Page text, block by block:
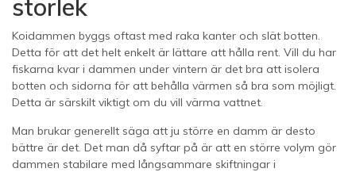
storlek
Koidammen byggs oftast med raka kanter och slät botten.
Detta för att det helt enkelt är lättare att hålla rent. Vill du har
fiskarna kvar i dammen under vintern är det bra att isolera
botten och sidorna för att behålla värmen så bra som möjligt.
Detta är särskilt viktigt om du vill värma vattnet.
Man brukar generellt säga att ju större en damm är desto
bättre är det. Det man då syftar på är att en större volym gör
dammen stabilare med långsammare skiftningar i